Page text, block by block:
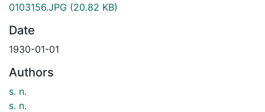
0103156.JPG (20.82 KB)
Date
1930-01-01
Authors
s. n.
s. n.